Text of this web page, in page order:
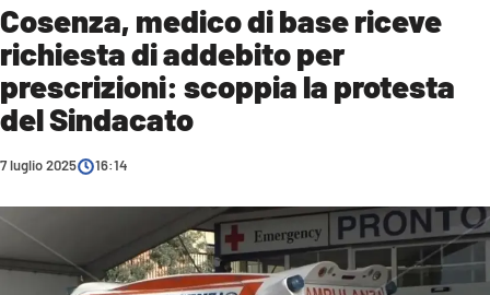
POLITICA
COSENZA CALCIO
ECONOMIA E LAVORO
ITALIA MONDO
SANITÀ
SPORT
CULTURA
Cosenza, medico di base riceve
richiesta di addebito per
prescrizioni: scoppia la protesta
del Sindacato
7 luglio 2025 16:14